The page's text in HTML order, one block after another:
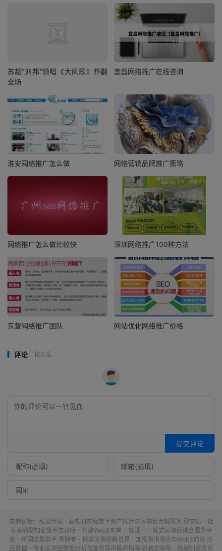
苏超“刘邦”领唱《大风歌》炸翻
全场
宜昌网络推广在线咨询
淮安网络推广怎么做 网络营销品牌推广策略
网络推广怎么做比较快 深圳网络推广100种方法
东营网络推广团队 网站优化网络推广价格
评论 抢沙发
提交评论
友情链接： 私银管家 - 高端机构级数字资产托管与区块链金融服务 趣交易 - 社
区驱动型加密货币交易所 - 共建Web3未来 一站通 - 一站式区块链综合服务平
台 - 币圈全能助手 寻探者 - 探索区块链新世界 - 加密货币资讯与Web3前沿 派
克数据 - 专业区块链数据分析与加密货币投资指南 忍者交易所 - 极速加密货币